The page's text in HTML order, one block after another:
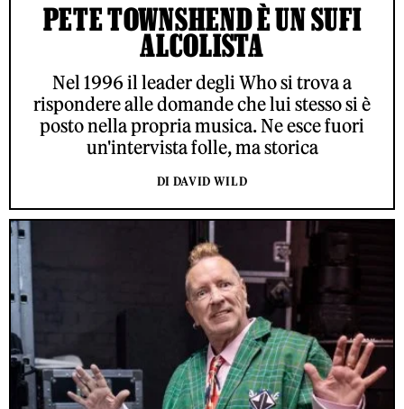
PETE TOWNSHEND È UN SUFI
ALCOLISTA
Nel 1996 il leader degli Who si trova a
rispondere alle domande che lui stesso si è
posto nella propria musica. Ne esce fuori
un'intervista folle, ma storica
DI DAVID WILD